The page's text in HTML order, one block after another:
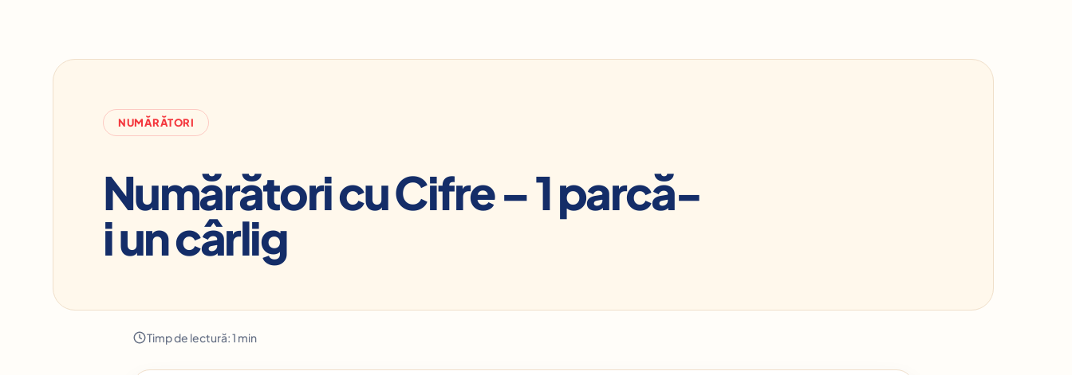
NUMĂRĂTORI
Numărători cu Cifre – 1 parcă-
i un cârlig
Timp de lectură: 1 min